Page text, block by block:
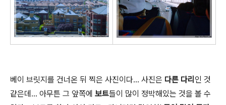
베이 브릿지를 건너온 뒤 찍은 사진이다... 사진은 다른 다리 인 것
같은데... 아무튼 그 앞쪽에 보트들이 많이 정박해있는 것을 볼 수